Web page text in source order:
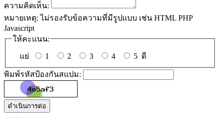
ความคิดเห็น:
หมายเหตุ: ไม่รองรับข้อความที่มีรูปแบบ เช่น HTML PHP
Javascript
ให้คะแนน:
แย่ 1 2 3 4 5 ดี
พิมพ์รหัสป้องกันสแปม:
ดำเนินการต่อ